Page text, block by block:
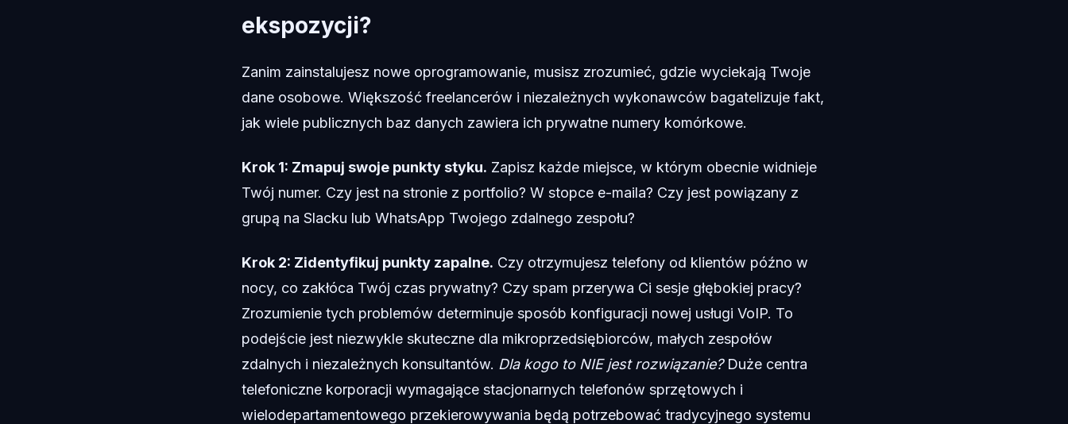
ekspozycji?
Zanim zainstalujesz nowe oprogramowanie, musisz zrozumieć, gdzie wyciekają Twoje
dane osobowe. Większość freelancerów i niezależnych wykonawców bagatelizuje fakt,
jak wiele publicznych baz danych zawiera ich prywatne numery komórkowe.
Krok 1: Zmapuj swoje punkty styku. Zapisz każde miejsce, w którym obecnie widnieje
Twój numer. Czy jest na stronie z portfolio? W stopce e-maila? Czy jest powiązany z
grupą na Slacku lub WhatsApp Twojego zdalnego zespołu?
Krok 2: Zidentyfikuj punkty zapalne. Czy otrzymujesz telefony od klientów późno w
nocy, co zakłóca Twój czas prywatny? Czy spam przerywa Ci sesje głębokiej pracy?
Zrozumienie tych problemów determinuje sposób konfiguracji nowej usługi VoIP. To
podejście jest niezwykle skuteczne dla mikroprzedsiębiorców, małych zespołów
zdalnych i niezależnych konsultantów. Dla kogo to NIE jest rozwiązanie?Duże centra
telefoniczne korporacji wymagające stacjonarnych telefonów sprzętowych i
wielodepartamentowego przekierowywania będą potrzebować tradycyjnego systemu